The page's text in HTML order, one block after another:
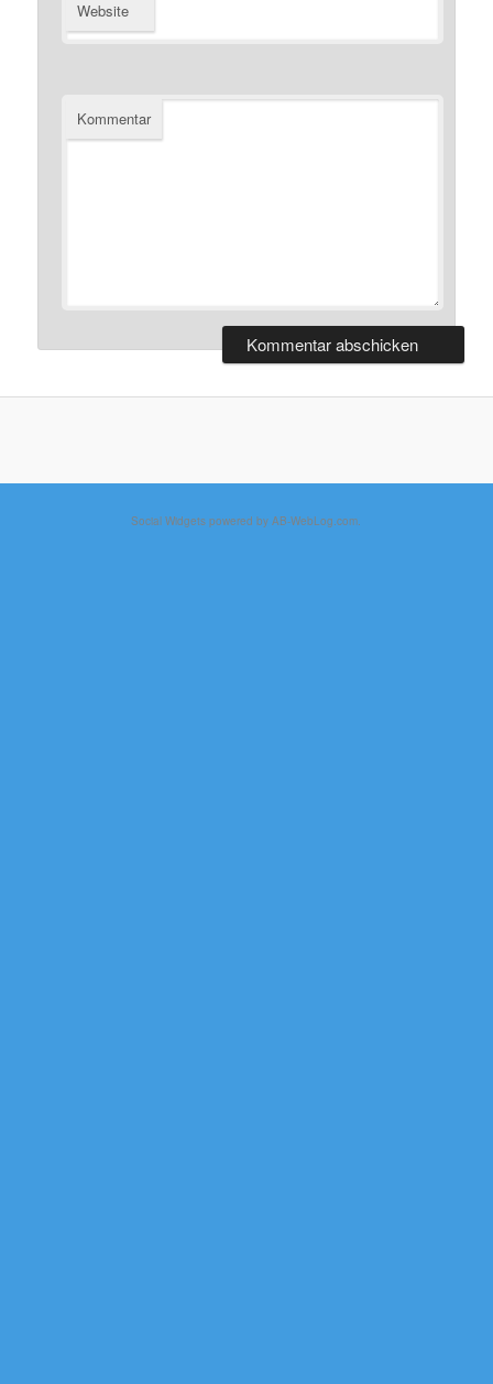
Website
Kommentar
Social Widgets powered byAB-WebLog.com.